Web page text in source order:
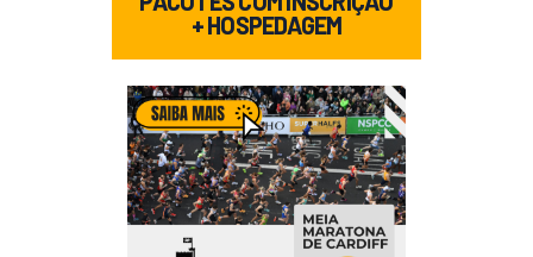
+ HOSPEDAGEM